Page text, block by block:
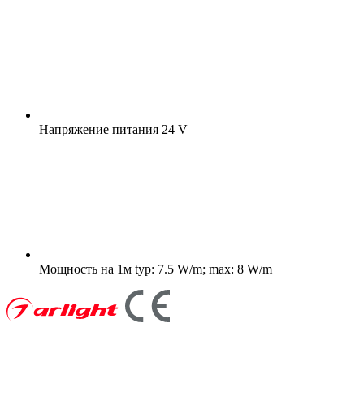
Напряжение питания 24 V
Мощность на 1м typ: 7.5 W/m; max: 8 W/m